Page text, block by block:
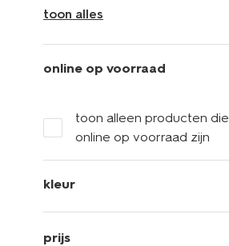
toon alles
online op voorraad
toon alleen producten die
online op voorraad zijn
kleur
prijs